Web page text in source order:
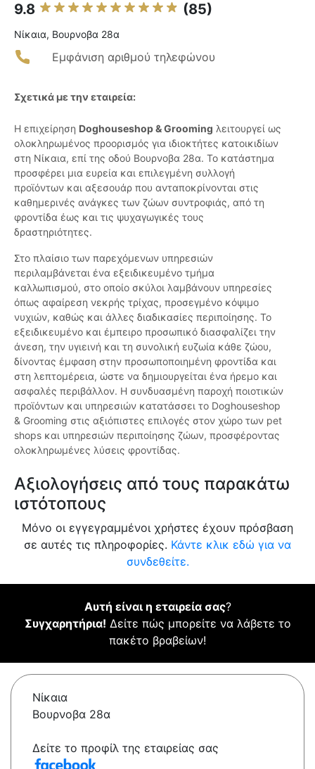
9.8 (85)
Νίκαια, Βουρνοβα 28α
Εμφάνιση αριθμού τηλεφώνου
Σχετικά με την εταιρεία:
Η επιχείρηση Doghouseshop & Grooming λειτουργεί ως
ολοκληρωμένος προορισμός για ιδιοκτήτες κατοικιδίων
στη Νίκαια, επί της οδού Βουρνοβα 28α. Το κατάστημα
προσφέρει μια ευρεία και επιλεγμένη συλλογή
προϊόντων και αξεσουάρ που ανταποκρίνονται στις
καθημερινές ανάγκες των ζώων συντροφιάς, από τη
φροντίδα έως και τις ψυχαγωγικές τους
δραστηριότητες.
Στο πλαίσιο των παρεχόμενων υπηρεσιών
περιλαμβάνεται ένα εξειδικευμένο τμήμα
καλλωπισμού, στο οποίο σκύλοι λαμβάνουν υπηρεσίες
όπως αφαίρεση νεκρής τρίχας, προσεγμένο κόψιμο
νυχιών, καθώς και άλλες διαδικασίες περιποίησης. Το
εξειδικευμένο και έμπειρο προσωπικό διασφαλίζει την
άνεση, την υγιεινή και τη συνολική ευζωία κάθε ζώου,
δίνοντας έμφαση στην προσωποποιημένη φροντίδα και
στη λεπτομέρεια, ώστε να δημιουργείται ένα ήρεμο και
ασφαλές περιβάλλον. Η συνδυασμένη παροχή ποιοτικών
προϊόντων και υπηρεσιών κατατάσσει το Doghouseshop
& Grooming στις αξιόπιστες επιλογές στον χώρο των pet
shops και υπηρεσιών περιποίησης ζώων, προσφέροντας
ολοκληρωμένες λύσεις φροντίδας.
Αξιολογήσεις από τους παρακάτω
ιστότοπους
Μόνο οι εγγεγραμμένοι χρήστες έχουν πρόσβαση
σε αυτές τις πληροφορίες. Κάντε κλικ εδώ για να
συνδεθείτε.
Αυτή είναι η εταιρεία σας?
Συγχαρητήρια! Δείτε πώς μπορείτε να λάβετε το
πακέτο βραβείων!
Νίκαια
Βουρνοβα 28α
Δείτε το προφίλ της εταιρείας σας